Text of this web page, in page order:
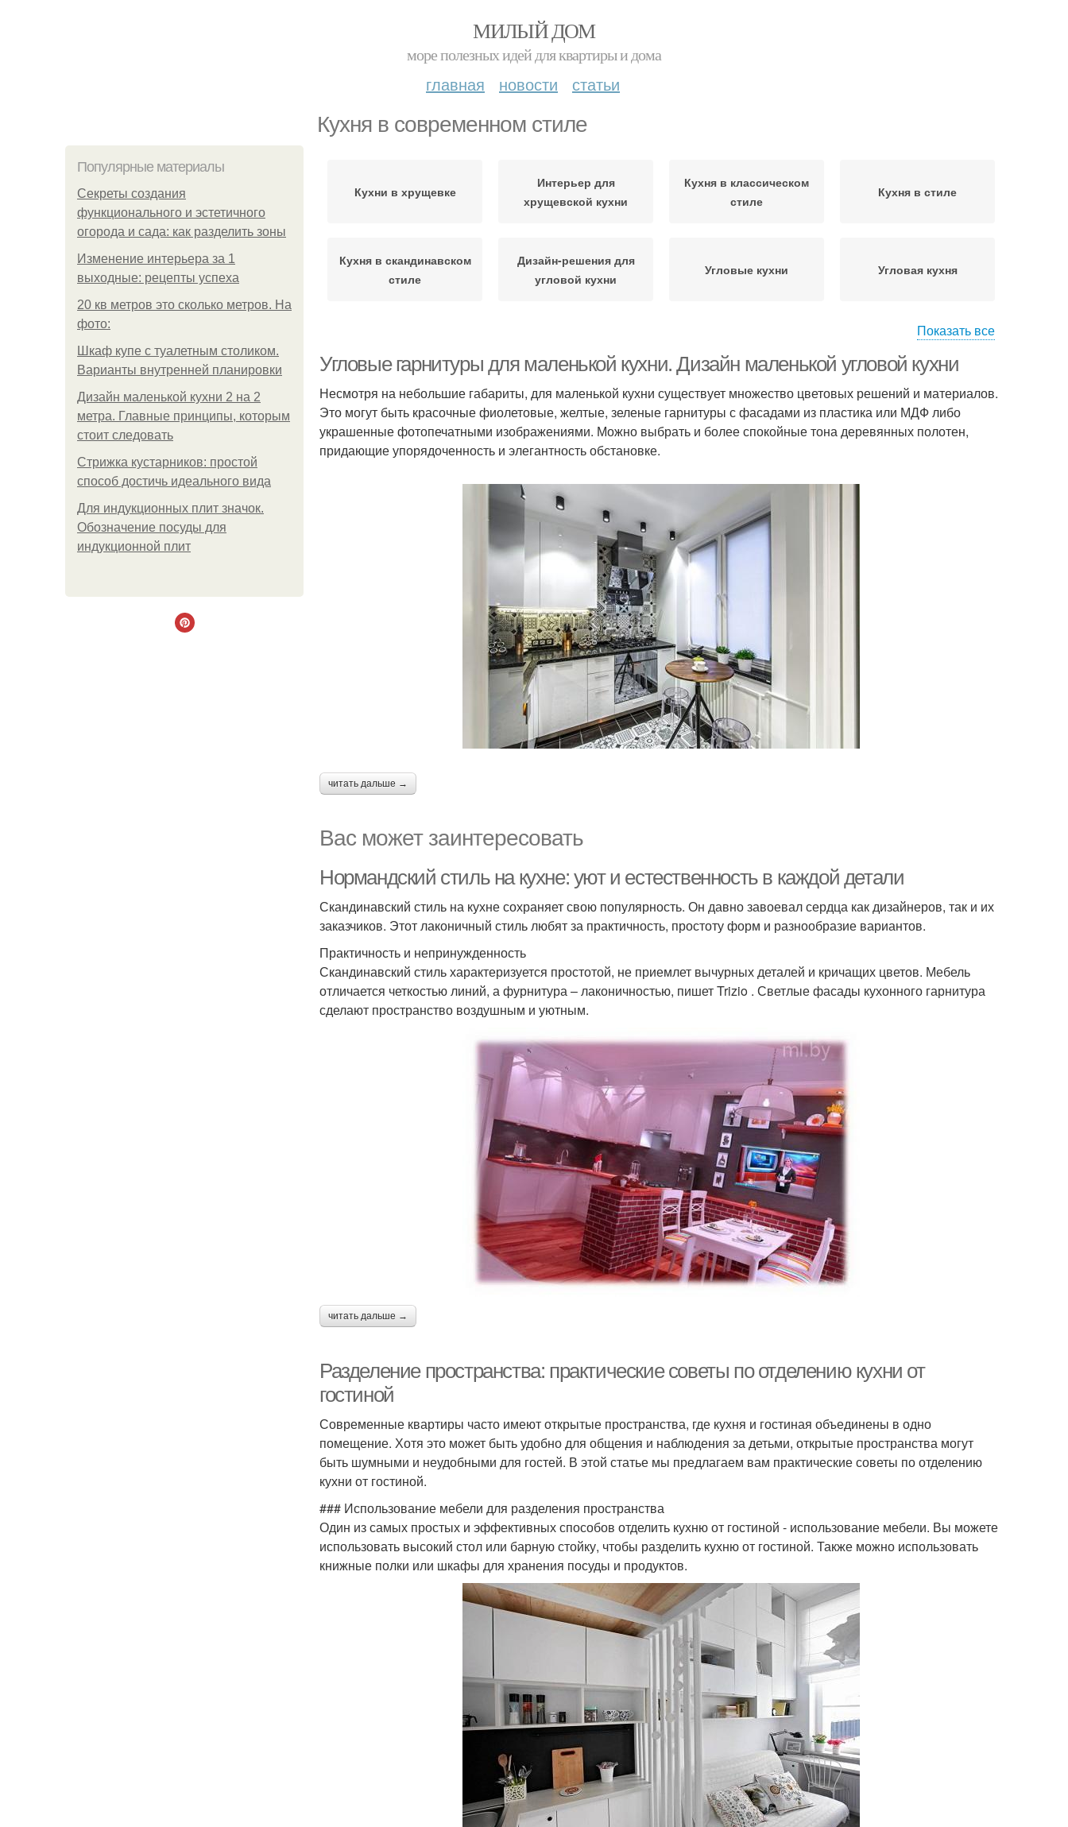
МИЛЫЙ ДОМ
море полезных идей для квартиры и дома
главная новости статьи
Кухня в современном стиле
Популярные материалы
Секреты создания
функционального и эстетичного
огорода и сада: как разделить зоны
Изменение интерьера за 1
выходные: рецепты успеха
20 кв метров это сколько метров. На
фото:
Шкаф купе с туалетным столиком.
Варианты внутренней планировки
Дизайн маленькой кухни 2 на 2
метра. Главные принципы, которым
стоит следовать
Стрижка кустарников: простой
способ достичь идеального вида
Для индукционных плит значок.
Обозначение посуды для
индукционной плит
Кухни в хрущевке
Интерьер для
хрущевской кухни
Кухня в классическом
стиле
Кухня в стиле
Кухня в скандинавском
стиле
Дизайн-решения для
угловой кухни
Угловые кухни Угловая кухня
зоной
Показать все
Угловые гарнитуры для маленькой кухни. Дизайн маленькой угловой кухни
Несмотря на небольшие габариты, для маленькой кухни существует множество цветовых решений и материалов.
Это могут быть красочные фиолетовые, желтые, зеленые гарнитуры с фасадами из пластика или МДФ либо
украшенные фотопечатными изображениями. Можно выбрать и более спокойные тона деревянных полотен,
придающие упорядоченность и элегантность обстановке.
читать дальше →
Вас может заинтересовать
Нормандский стиль на кухне: уют и естественность в каждой детали
Скандинавский стиль на кухне сохраняет свою популярность. Он давно завоевал сердца как дизайнеров, так и их
заказчиков. Этот лаконичный стиль любят за практичность, простоту форм и разнообразие вариантов.
Практичность и непринужденность
Скандинавский стиль характеризуется простотой, не приемлет вычурных деталей и кричащих цветов. Мебель
отличается четкостью линий, а фурнитура – лаконичностью, пишет Trizio . Светлые фасады кухонного гарнитура
сделают пространство воздушным и уютным.
читать дальше →
Разделение пространства: практические советы по отделению кухни от
гостиной
Современные квартиры часто имеют открытые пространства, где кухня и гостиная объединены в одно
помещение. Хотя это может быть удобно для общения и наблюдения за детьми, открытые пространства могут
быть шумными и неудобными для гостей. В этой статье мы предлагаем вам практические советы по отделению
кухни от гостиной.
### Использование мебели для разделения пространства
Один из самых простых и эффективных способов отделить кухню от гостиной - использование мебели. Вы можете
использовать высокий стол или барную стойку, чтобы разделить кухню от гостиной. Также можно использовать
книжные полки или шкафы для хранения посуды и продуктов.